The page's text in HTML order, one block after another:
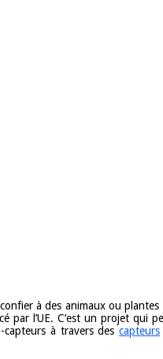
à des animaux ou
l’UE. C’est un projet
capteurs à travers descapteurs